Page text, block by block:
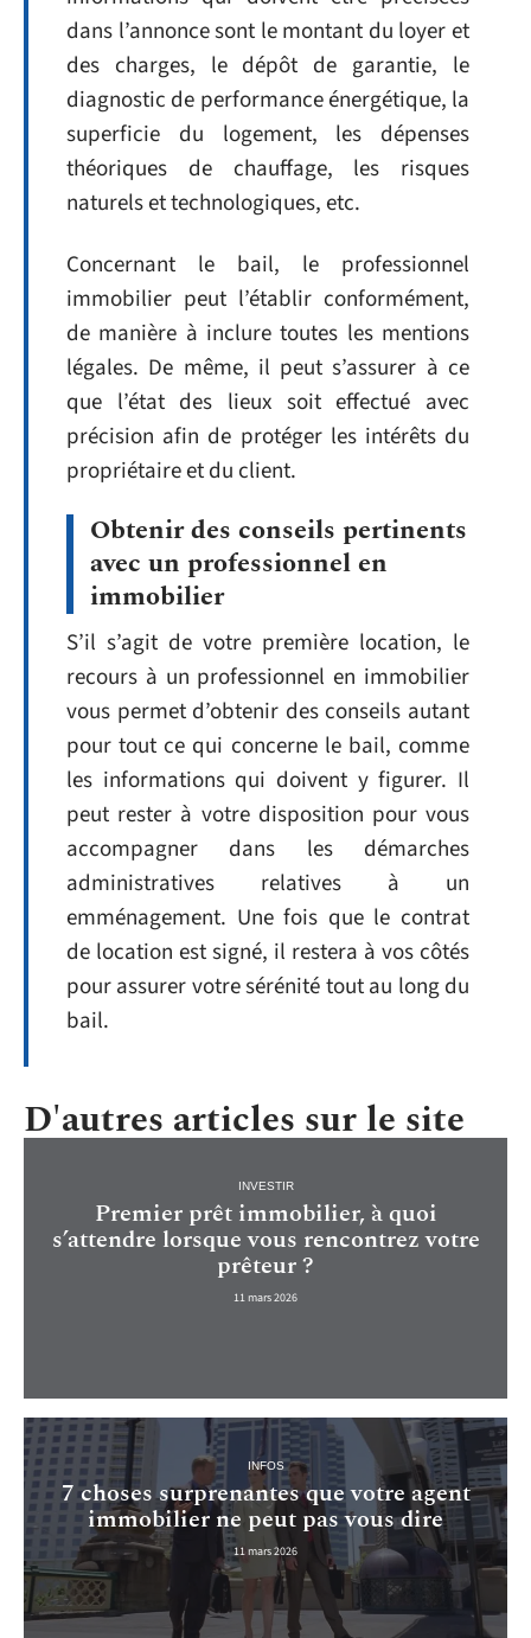
dans l’annonce sont le montant du loyer et
des charges, le dépôt de garantie, le
diagnostic de performance énergétique, la
superficie du logement, les dépenses
théoriques de chauffage, les risques
naturels et technologiques, etc.
Concernant le bail, le professionnel
immobilier peut l’établir conformément,
de manière à inclure toutes les mentions
légales. De même, il peut s’assurer à ce
que l’état des lieux soit effectué avec
précision afin de protéger les intérêts du
propriétaire et du client.
Obtenir des conseils pertinents
avec un professionnel en
immobilier
S’il s’agit de votre première location, le
recours à un professionnel en immobilier
vous permet d’obtenir des conseils autant
pour tout ce qui concerne le bail, comme
les informations qui doivent y figurer. Il
peut rester à votre disposition pour vous
accompagner dans les démarches
administratives relatives à un
emménagement. Une fois que le contrat
de location est signé, il restera à vos côtés
pour assurer votre sérénité tout au long du
bail.
D'autres articles sur le site
INVESTIR
Premier prêt immobilier, à quoi
s’attendre lorsque vous rencontrez votre
prêteur ?
11 mars 2026
INFOS
7 choses surprenantes que votre agent
immobilier ne peut pas vous dire
11 mars 2026